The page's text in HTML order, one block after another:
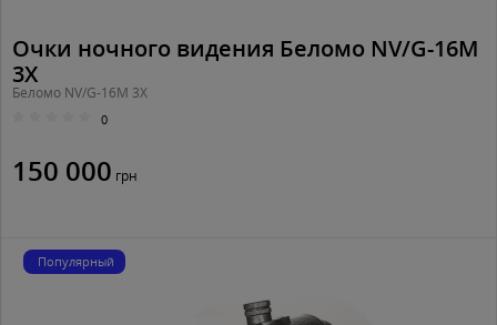
Очки ночного видения Беломо NV/G-16M
3X
Беломо NV/G-16M 3X
0
150 000 грн
Популярный